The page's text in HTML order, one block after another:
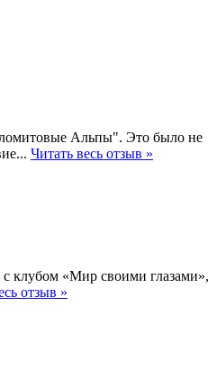
Альпы". Это было не
Читать весь отзыв »
с клубом «Мир своими глазами»,
отзыв »